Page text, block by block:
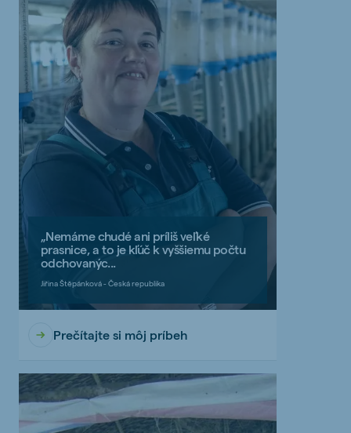
„Nemáme chudé ani príliš veľké
prasnice, a to je kľúč k vyššiemu počtu
odchovanýc...
Jiřina Štěpánková - Česká republika
Prečítajte si môj príbeh